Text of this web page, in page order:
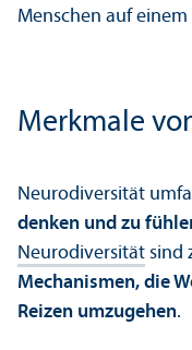
Menschen auf
Merkmale
Neurodiversität
denken und zu
Neurodiversität sind
Mechanismen, die
Reizen umzugehen.